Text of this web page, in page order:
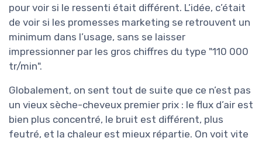
pour voir si le ressenti était différent. L’idée, c’était
de voir si les promesses marketing se retrouvent un
minimum dans l’usage, sans se laisser
impressionner par les gros chiffres du type "110 000
tr/min".
Globalement, on sent tout de suite que ce n’est pas
un vieux sèche-cheveux premier prix : le flux d’air est
bien plus concentré, le bruit est différent, plus
feutré, et la chaleur est mieux répartie. On voit vite